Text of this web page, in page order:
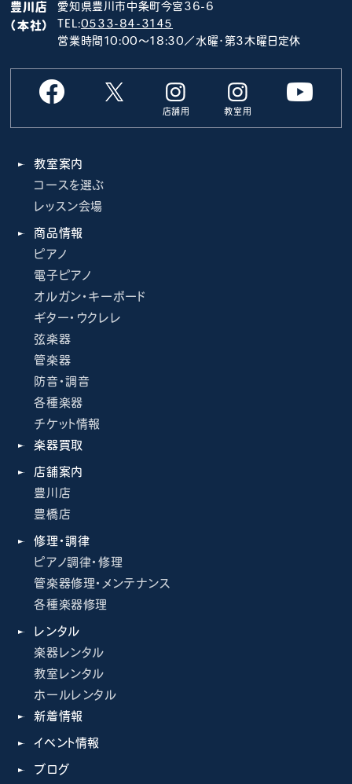
豊川店
（本社）
愛知県豊川市中条町今宮36-6
TEL:0533-84-3145
営業時間10:00～18:30／水曜･第3木曜日定休
店舗用 教室用
教室案内
コースを選ぶ
レッスン会場
商品情報
ピアノ
電子ピアノ
オルガン・キーボード
ギター・ウクレレ
弦楽器
管楽器
防音・調音
各種楽器
チケット情報
楽器買取
店舗案内
豊川店
豊橋店
修理・調律
ピアノ調律・修理
管楽器修理・メンテナンス
各種楽器修理
レンタル
楽器レンタル
教室レンタル
ホールレンタル
新着情報
イベント情報
ブログ